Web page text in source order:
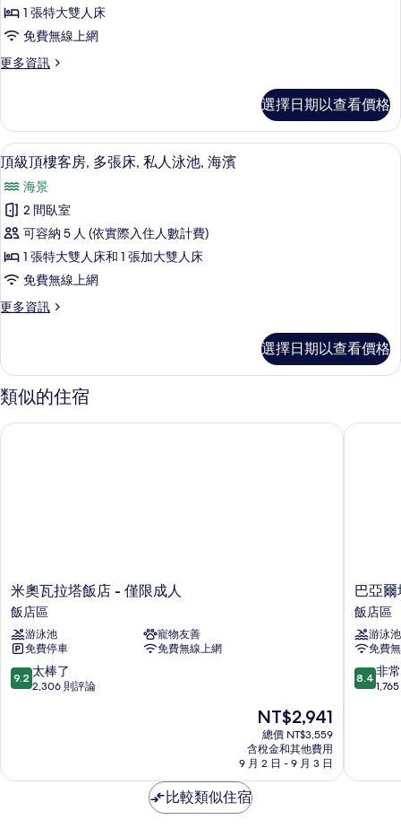
的
所
有
泳
池,
海
的
房,
市
觀
的
所
有
相
片
1 張特大雙人床
免費無線上網
更多資訊
更
式
套
房,
城
市
景
觀
的
詳
情
選擇日期以查看價格
顯
示
頂
級
頂
樓
房,
張
床,
私
人
有
相
片
頂級頂樓客房, 多張床, 私人泳池, 海
11
頂級頂樓客房, 多張床, 私人泳池, 海濱
海景
2 間臥室
可容納 5 人 (依實際入住人數計費)
1 張特大雙人床和 1 張加大雙人床
免費無線上網
更多資訊
更
頂
樓
客
房,
多
詳
情
選擇日期以查看價格
類似的住宿
米
奧
瓦
拉
塔
飯
店
飯
米奧瓦拉塔飯店 - 僅限成人
飯店區
游泳池
寵物友善
免費停車
免費無線上網
9.2
分，
棒
9.2 太棒了
2,306 則評論
現
在
價
格
為
NT$2,941
總價 NT$3,559
含稅金和其他費用
9 月 2 日 - 9 月 3 日
米奧瓦拉塔飯店 - 僅限成人
巴
亞
爾
塔
港
帕
爾
溫
巴亞
飯店區
游泳池
免費
8.4
分，
常
8.4 非
巴亞爾
比較類似住宿